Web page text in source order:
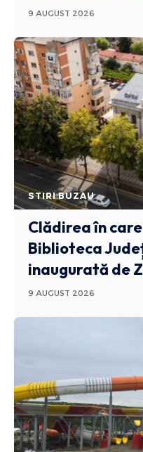
9 AUGUST 2026
STIRI BUZAU
Clădirea în
Biblioteca
inaugurată de
9 AUGUST 2026